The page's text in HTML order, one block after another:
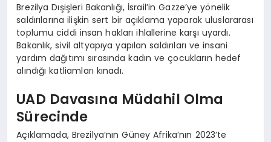
Brezilya Dışişleri Bakanlığı, İsrail’in Gazze’ye yönelik
saldırılarına ilişkin sert bir açıklama yaparak uluslararası
toplumu ciddi insan hakları ihlallerine karşı uyardı.
Bakanlık, sivil altyapıya yapılan saldırıları ve insani
yardım dağıtımı sırasında kadın ve çocukların hedef
alındığı katliamları kınadı.
UAD Davasına Müdahil Olma
Sürecinde
Açıklamada, Brezilya’nın Güney Afrika’nın 2023’te